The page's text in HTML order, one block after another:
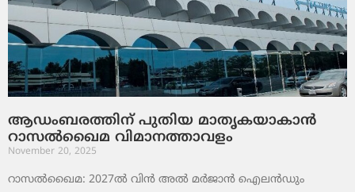
ആഡംബരത്തിന് പുതിയ മാതൃകയാകാൻ
റാസൽഖൈമ വിമാനത്താവളം
November 20, 2025
റാസൽഖൈമ: 2027ൽ വിൻ അൽ മർജാൻ ഐലൻഡും